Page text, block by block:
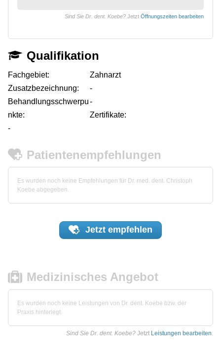
Sind Sie Dr. dent. Koebe? Jetzt Öffnungszeiten bearbeiten
Qualifikation
Fachgebiet:
Zahnarzt
Zusatzbezeichnung:
-
Behandlungsschwerpu
nkte:
-
Zertifikate:
-
Patientenempfehlungen
Es wurden noch keine Empfehlungen für Dr. med. dent. Christoph
Koebe abgegeben.
Jetzt empfehlen
Medizinisches Angebot
Es wurden noch keine Leistungen von Dr. dent. Koebe bzw. der
Praxis hinterlegt.
Sind Sie Dr. dent. Koebe? Jetzt Leistungen bearbeiten.